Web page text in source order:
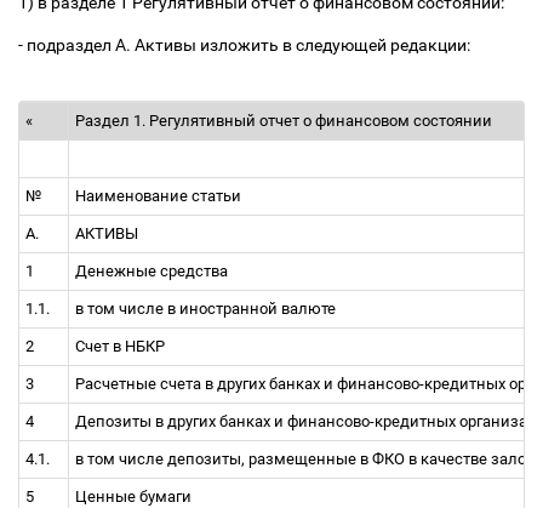
- подраздел А. Активы изложить в следующей редакции:
« Раздел 1. Регулятивный отчет о финансовом состоянии
№ Наименование статьи
А. АКТИВЫ
1 Денежные средства
1.1. в том числе в иностранной валюте
2 Счет в НБКР
3 Расчетные счета в других банках и финансово-кредитных
4 Депозиты в других банках и финансово-кредитных
4.1. в том числе депозиты, размещенные в ФКО в качестве
5 Ценные бумаги